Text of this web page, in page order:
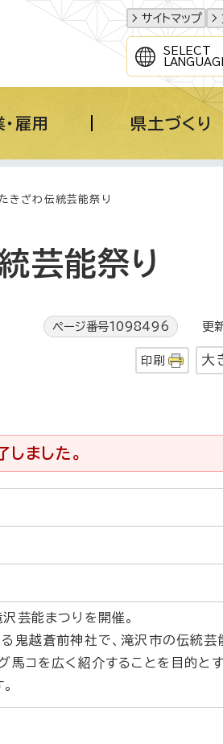
サイトマップ
SELECT
雇用 県土づくり
きざわ伝統芸能祭り
芸能祭り
ページ番号1098496 更新
印刷 大
しました。
芸能まつりを開催。
鬼越蒼前神社で、滝沢市の伝統芸
馬コを広く紹介することを目的と